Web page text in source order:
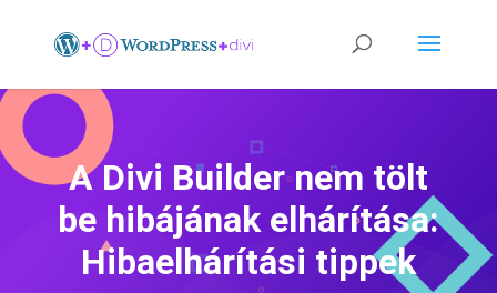
A Divi Builder nem tölt
be hibájának elhárítása:
Hibaelhárítási tippek